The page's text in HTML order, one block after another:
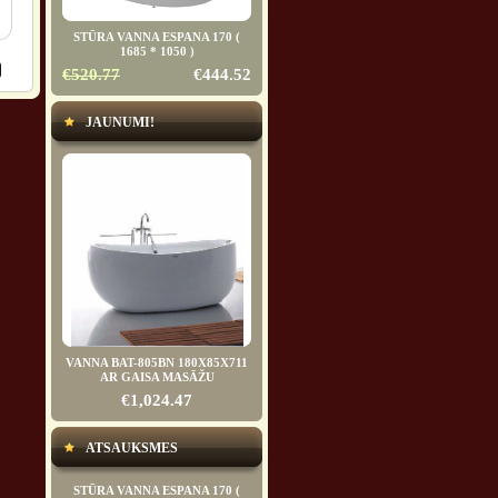
STŪRA VANNA ESPANA 170 (
1685 * 1050 )
€520.77 €444.52
JAUNUMI!
VANNA BAT-805BN 180X85X711
AR GAISA MASĀŽU
€1,024.47
ATSAUKSMES
STŪRA VANNA ESPANA 170 (